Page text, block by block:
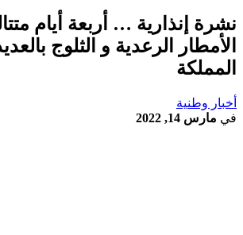
نشرة إنذارية … أربعة أيام
الأمطار الرعدية و الثلوج
المملكة
أخبار وطنية
في مارس 14, 2022